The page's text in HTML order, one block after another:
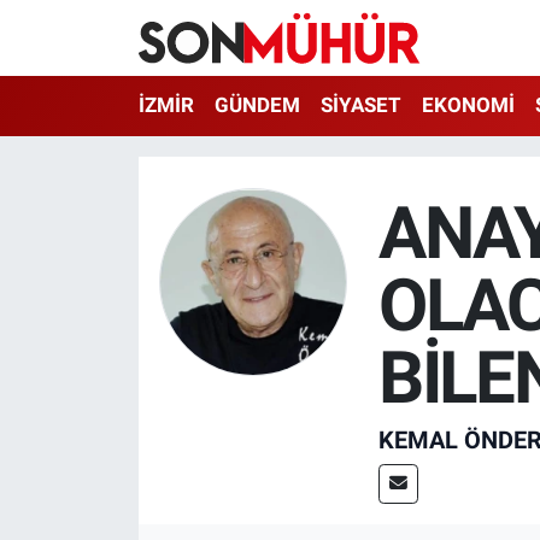
İZMİR GÜNDEM SİYASET EKONOMİ
KEMAL
İzmir Nöbetçi Eczaneler
İzmir Namaz Vakitleri
İzmir Trafik Yoğunluk Haritası
Süper Lig Puan Durumu ve Fikstür